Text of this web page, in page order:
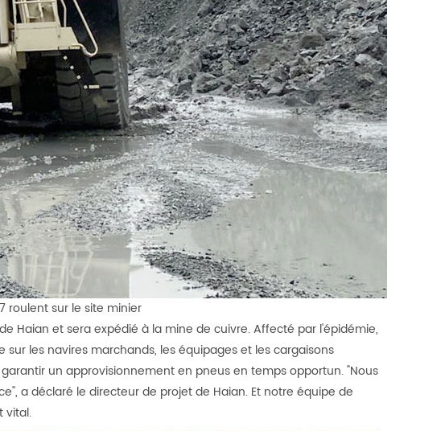
roulent sur le site minier
Haian et sera expédié à la mine de cuivre. Affecté par l'épidémie,
les navires marchands, les équipages et les cargaisons
un approvisionnement en pneus en temps opportun. "Nous
a déclaré le directeur de projet de Haian. Et notre équipe de
vital.